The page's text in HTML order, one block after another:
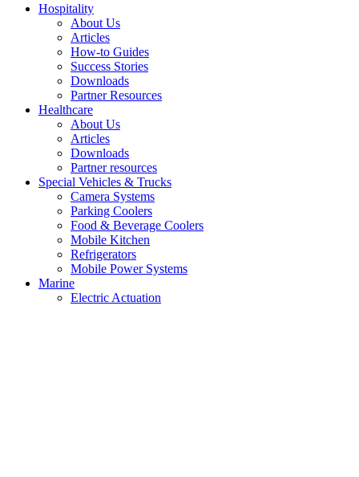
Hospitality
About Us
Articles
How-to Guides
Success Stories
Downloads
Partner Resources
Healthcare
About Us
Articles
Downloads
Partner resources
Special Vehicles & Trucks
Camera Systems
Parking Coolers
Food & Beverage Coolers
Mobile Kitchen
Refrigerators
Mobile Power Systems
Marine
Electric Actuation